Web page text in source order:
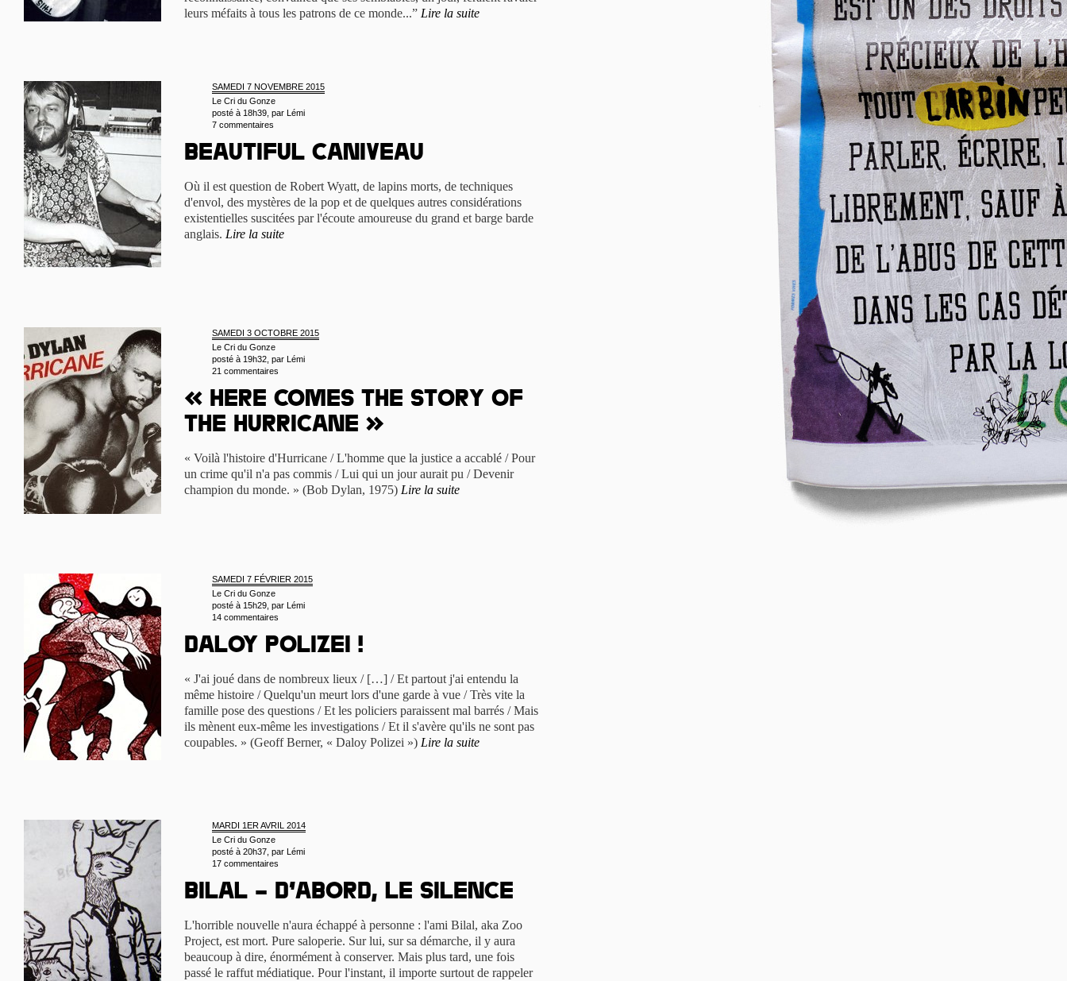
leurs méfaits à tous les patrons de ce monde...” Lire la suite
SAMEDI 7 NOVEMBRE 2015
Le Cri du Gonze
posté à 18h39, par Lémi
7 commentaires
Beautiful caniveau
Où il est question de Robert Wyatt, de lapins morts, de techniques
d'envol, des mystères de la pop et de quelques autres considérations
existentielles suscitées par l'écoute amoureuse du grand et barge barde
anglais. Lire la suite
SAMEDI 3 OCTOBRE 2015
Le Cri du Gonze
posté à 19h32, par Lémi
21 commentaires
« Here comes the story of
the Hurricane »
« Voilà l'histoire d'Hurricane / L'homme que la justice a accablé / Pour
un crime qu'il n'a pas commis / Lui qui un jour aurait pu / Devenir
champion du monde. » (Bob Dylan, 1975) Lire la suite
SAMEDI 7 FÉVRIER 2015
Le Cri du Gonze
posté à 15h29, par Lémi
14 commentaires
Daloy Polizei !
« J'ai joué dans de nombreux lieux / […] / Et partout j'ai entendu la
même histoire / Quelqu'un meurt lors d'une garde à vue / Très vite la
famille pose des questions / Et les policiers paraissent mal barrés / Mais
ils mènent eux-même les investigations / Et il s'avère qu'ils ne sont pas
coupables. » (Geoff Berner, « Daloy Polizei ») Lire la suite
MARDI 1ER AVRIL 2014
Le Cri du Gonze
posté à 20h37, par Lémi
17 commentaires
Bilal – d’abord, le silence
L'horrible nouvelle n'aura échappé à personne : l'ami Bilal, aka Zoo
Project, est mort. Pure saloperie. Sur lui, sur sa démarche, il y aura
beaucoup à dire, énormément à conserver. Mais plus tard, une fois
passé le raffut médiatique. Pour l'instant, il importe surtout de rappeler